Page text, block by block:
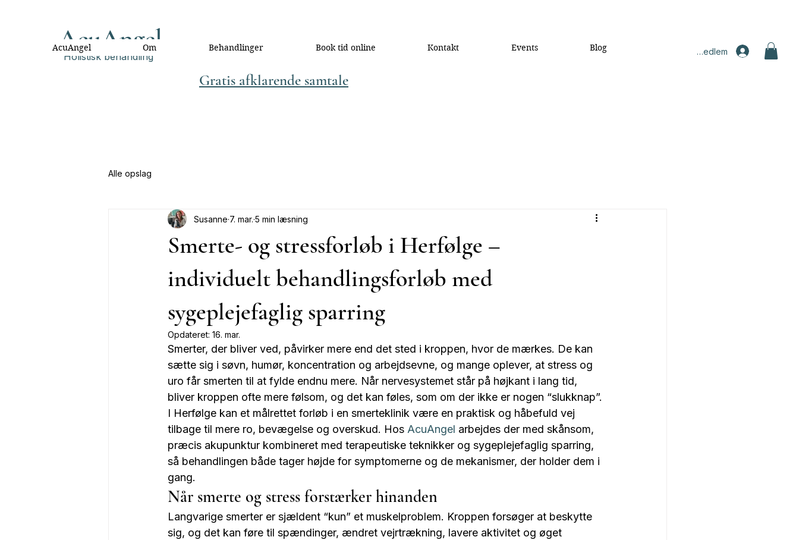
AcuAngel
Holistisk behandling
AcuAngel Om Behandlinger Book tid online Kontakt Events Blog Medlem
Gratis afklarende samtale
Alle opslag
Smerte- og stressforløb i Herfølge –
individuelt behandlingsforløb med
sygeplejefaglig sparring
Susanne 7. mar. 5 min læsning
Opdateret: 16. mar.
Smerter, der bliver ved, påvirker mere end det sted i kroppen, hvor de mærkes. De kan
sætte sig i søvn, humør, koncentration og arbejdsevne, og mange oplever, at stress og
uro får smerten til at fylde endnu mere. Når nervesystemet står på højkant i lang tid,
bliver kroppen ofte mere følsom, og det kan føles, som om der ikke er nogen “slukknap”.
I Herfølge kan et målrettet forløb i en smerteklinik være en praktisk og håbefuld vej
tilbage til mere ro, bevægelse og overskud. Hos AcuAngel arbejdes der med skånsom,
præcis akupunktur kombineret med terapeutiske teknikker og sygeplejefaglig sparring,
så behandlingen både tager højde for symptomerne og de mekanismer, der holder dem i
gang.
Når smerte og stress forstærker hinanden
Langvarige smerter er sjældent “kun” et muskelproblem. Kroppen forsøger at beskytte
sig, og det kan føre til spændinger, ændret vejrtrækning, lavere aktivitet og øget